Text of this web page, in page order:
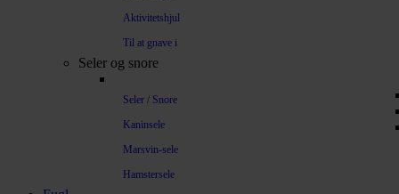
Aktivitetshjul
Til at gnave i
Seler og snore
Seler / Snore
Kaninsele
Marsvin-sele
Hamstersele